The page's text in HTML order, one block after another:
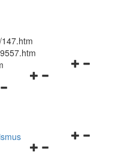
/147.htm
Navigationsmenü
Navigationsmenü